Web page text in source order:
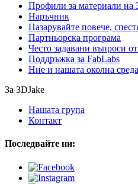
Профили за материали на
Наръчник
Пазарувайте повече,
Партньорска програма
Често задавани въпроси
Поддръжка за FabLabs
Ние и нашата околна среда
За 3DJake
Нашата група
Контакт
Последвайте ни: